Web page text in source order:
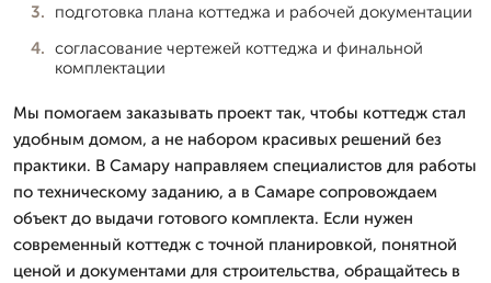
подготовка плана коттеджа и рабочей документации
согласование чертежей коттеджа и финальной
комплектации
Мы помогаем заказывать проект так, чтобы коттедж стал
удобным домом, а не набором красивых решений без
практики. В Самару направляем специалистов для работы
по техническому заданию, а в Самаре сопровождаем
объект до выдачи готового комплекта. Если нужен
современный коттедж с точной планировкой, понятной
ценой и документами для строительства, обращайтесь в